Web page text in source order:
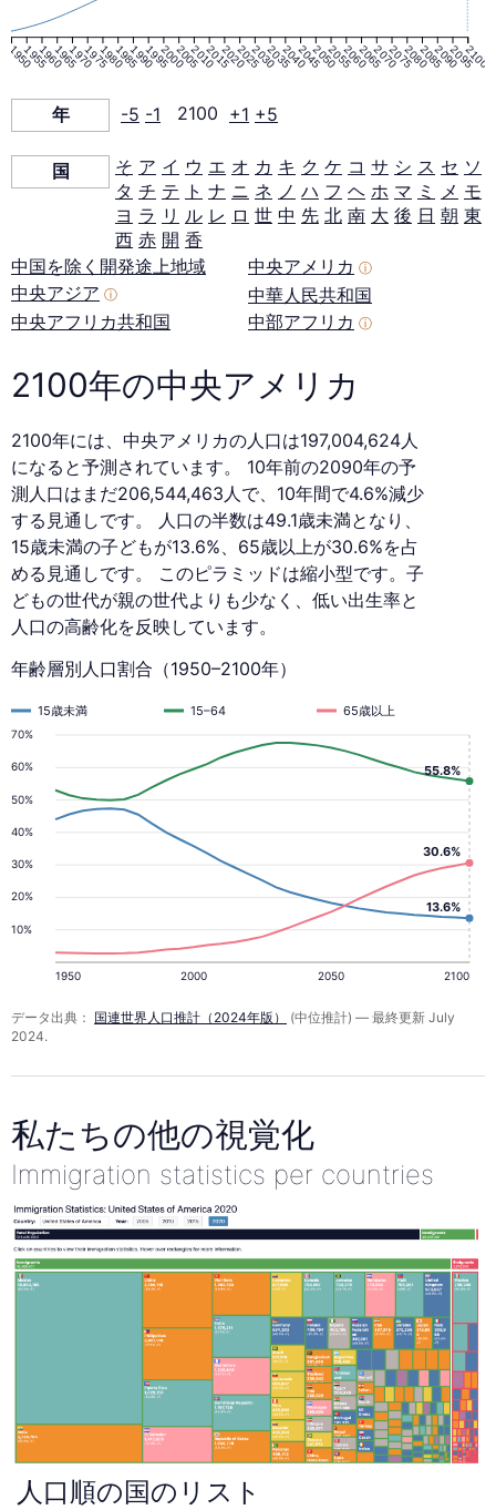
ラ
ミ
ッ
2100
年
1950195519601965197019751980198519901995200020052010201520202025203020352040204520502055206020652070207520802085209020952100
年 -5 -1 2100 +1 +5
国 そ ア イ ウ エ オ カ キ ク ケ コ サ シ ス セ ソ
タ チ テ ト ナ ニ ネ ノ ハ フ ヘ ホ マ ミ メ モ
ヨ ラ リ ル レ ロ 世 中 先 北 南 大 後 日 朝 東
西 赤 開 香
中国を除く開発途上地域
中央アジア ⓘ
中央アフリカ共和国
中央アメリカ ⓘ
中華人民共和国
中部アフリカ ⓘ
2100年の中央アメリカ
2100年には、中央アメリカの人口は197,004,624人
になると予測されています。 10年前の2090年の予
測人口はまだ206,544,463人で、10年間で4.6%減少
する見通しです。 人口の半数は49.1歳未満となり、
15歳未満の子どもが13.6%、65歳以上が30.6%を占
める見通しです。 このピラミッドは縮小型です。子
どもの世代が親の世代よりも少なく、低い出生率と
人口の高齢化を反映しています。
年齢層別人口割合（1950–2100年）
10%
20%
30%
40%
50%
60%
70%
1950 2000 2050 2100
15歳未満 15–64 65歳以上
13.6%
30.6%
55.8%
データ出典： 国連世界人口推計（2024年版）
(中位推計) — 最終更新 July
2024.
私たちの他の視覚化
Immigration statistics per countries
人口順の国のリスト